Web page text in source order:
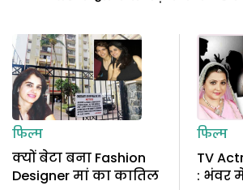
फिल्म
क्यों बेटा बना Fashion
Designer मां का कातिल
फिल्म
TV
: भंवर